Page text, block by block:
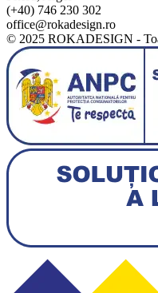
(+40) 746 230 302
office@rokadesign.ro
© 2025 ROKADESIGN -